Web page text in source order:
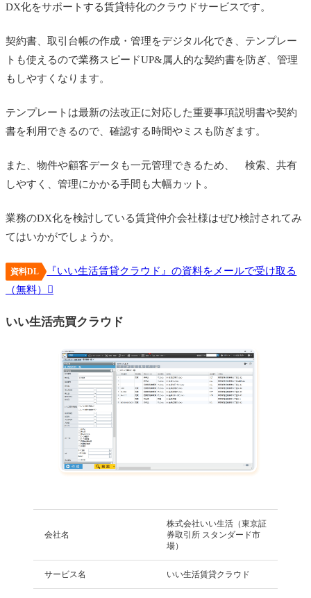
DX化をサポートする賃貸特化のクラウドサービスです。
契約書、取引台帳の作成・管理をデジタル化でき、テンプレー
トも使えるので業務スピードUP&属人的な契約書を防ぎ、管理
もしやすくなります。
テンプレートは最新の法改正に対応した重要事項説明書や契約
書を利用できるので、確認する時間やミスも防ぎます。
また、物件や顧客データも一元管理できるため、 検索、共有
しやすく、管理にかかる手間も大幅カット。
業務のDX化を検討している賃貸仲介会社様はぜひ検討されてみ
てはいかがでしょうか。
資料DL
『いい生活賃貸クラウド』の資料をメールで受け取る
（無料）
いい生活売買クラウド
会社名
株式会社いい生活（東京証
券取引所 スタンダード市
場）
サービス名 いい生活賃貸クラウド